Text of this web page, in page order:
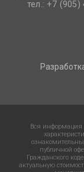
тел.: +7 (905)
Вся информация
публичной
Гражданского
актуальную